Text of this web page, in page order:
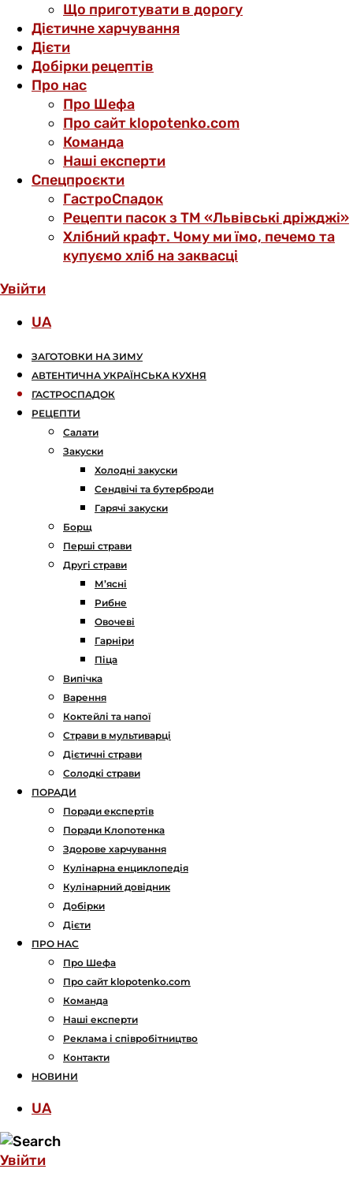
Що приготувати в дорогу
Дієтичне харчування
Дієти
Добірки рецептів
Про нас
Про Шефа
Про сайт klopotenko.com
Команда
Наші експерти
Спецпроєкти
ГастроСпадок
Рецепти пасок з ТМ «Львівські дріжджі»
Хлібний крафт. Чому ми їмо, печемо та
купуємо хліб на заквасці
Увійти
UA
ЗАГОТОВКИ НА ЗИМУ
АВТЕНТИЧНА УКРАЇНСЬКА КУХНЯ
ГАСТРОСПАДОК
РЕЦЕПТИ
Салати
Закуски
Холодні закуски
Сендвічі та бутерброди
Гарячі закуски
Борщ
Перші страви
Другі страви
М’ясні
Рибне
Овочеві
Гарніри
Піца
Випічка
Варення
Коктейлі та напої
Страви в мультиварці
Дієтичні страви
Солодкі страви
ПОРАДИ
Поради експертів
Поради Клопотенка
Здорове харчування
Кулінарна енциклопедія
Кулінарний довідник
Добірки
Дієти
ПРО НАС
Про Шефа
Про сайт klopotenko.com
Команда
Наші експерти
Реклама і співробітництво
Контакти
НОВИНИ
UA
Увійти